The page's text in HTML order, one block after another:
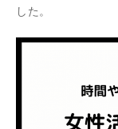
した。